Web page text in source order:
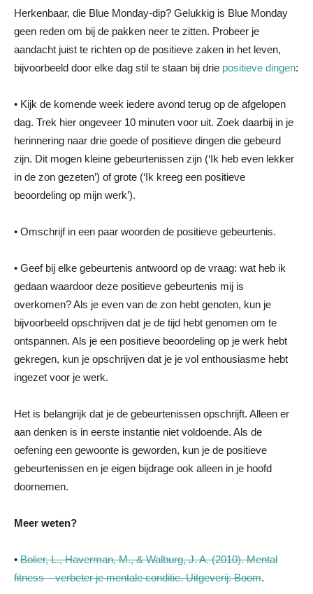
Herkenbaar, die Blue Monday-dip? Gelukkig is Blue Monday
geen reden om bij de pakken neer te zitten. Probeer je
aandacht juist te richten op de positieve zaken in het leven,
bijvoorbeeld door elke dag stil te staan bij drie positieve dingen:
• Kijk de komende week iedere avond terug op de afgelopen
dag. Trek hier ongeveer 10 minuten voor uit. Zoek daarbij in je
herinnering naar drie goede of positieve dingen die gebeurd
zijn. Dit mogen kleine gebeurtenissen zijn (‘Ik heb even lekker
in de zon gezeten’) of grote (‘Ik kreeg een positieve
beoordeling op mijn werk’).
• Omschrijf in een paar woorden de positieve gebeurtenis.
• Geef bij elke gebeurtenis antwoord op de vraag: wat heb ik
gedaan waardoor deze positieve gebeurtenis mij is
overkomen? Als je even van de zon hebt genoten, kun je
bijvoorbeeld opschrijven dat je de tijd hebt genomen om te
ontspannen. Als je een positieve beoordeling op je werk hebt
gekregen, kun je opschrijven dat je je vol enthousiasme hebt
ingezet voor je werk.
Het is belangrijk dat je de gebeurtenissen opschrijft. Alleen er
aan denken is in eerste instantie niet voldoende. Als de
oefening een gewoonte is geworden, kun je de positieve
gebeurtenissen en je eigen bijdrage ook alleen in je hoofd
doornemen.
Meer weten?
• Bolier, L., Haverman, M., & Walburg, J. A. (2010). Mental
fitness – verbeter je mentale conditie. Uitgeverij: Boom.